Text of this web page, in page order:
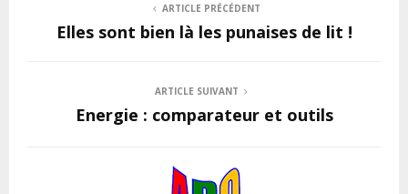
ARTICLE PRÉCÉDENT
Elles sont bien là les punaises de lit !
ARTICLE SUIVANT
Energie : comparateur et outils